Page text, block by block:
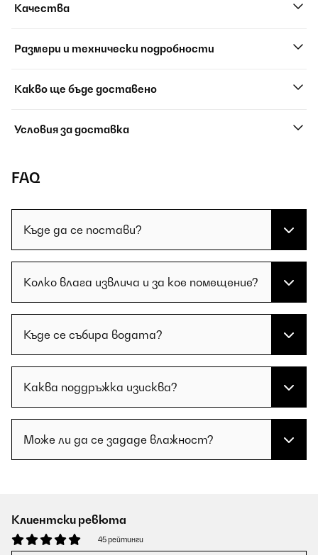
Качества
Размери и технически подробности
Какво ще бъде доставено
Условия за доставка
FAQ
Къде да се постави?
Колко влага извлича и за кое помещение?
Къде се събира водата?
Каква поддръжка изисква?
Може ли да се зададе влажност?
Клиентски ревюта
45 рейтинги